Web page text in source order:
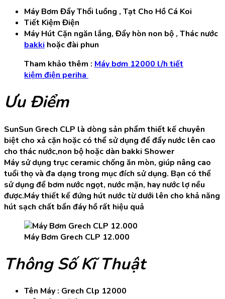
Máy Bơm Đẩy Thổi luồng , Tạt Cho Hồ Cá Koi
Tiết Kiệm Điện
Máy Hút Cặn ngăn lắng, Đẩy hòn non bộ , Thác nước
bakki hoặc đài phun
Tham khảo thêm : Máy bơm 12000 l/h tiết
kiệm điện periha
Ưu Điểm
SunSun Grech CLP là dòng sản phẩm thiết kế chuyên
biệt cho xả cặn hoặc có thể sử dụng để đẩy nước lên cao
cho thác nước,non bộ hoặc dàn bakki Shower
Máy sử dụng trục ceramic chống ăn mòn, giúp nâng cao
tuổi thọ và đa dạng trong mục đích sử dụng. Bạn có thể
sử dụng để bơm nước ngọt, nước mặn, hay nước lợ nều
được.Máy thiết kế đứng hút nước từ dưới lên cho khả năng
hút sạch chất bẩn đáy hồ rất hiệu quả
Máy Bơm Grech CLP 12.000
Thông Số Kĩ Thuật
Tên Máy : Grech Clp 12000